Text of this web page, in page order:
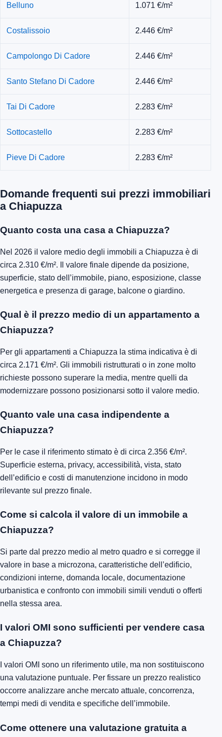
Belluno 1.071 €/m²
Costalissoio 2.446 €/m²
Campolongo Di Cadore 2.446 €/m²
Santo Stefano Di Cadore 2.446 €/m²
Tai Di Cadore 2.283 €/m²
Sottocastello 2.283 €/m²
Pieve Di Cadore 2.283 €/m²
Domande frequenti sui prezzi immobiliari
a Chiapuzza
Quanto costa una casa a Chiapuzza?
Nel 2026 il valore medio degli immobili a Chiapuzza è di
circa 2.310 €/m². Il valore finale dipende da posizione,
superficie, stato dell’immobile, piano, esposizione, classe
energetica e presenza di garage, balcone o giardino.
Qual è il prezzo medio di un appartamento a
Chiapuzza?
Per gli appartamenti a Chiapuzza la stima indicativa è di
circa 2.171 €/m². Gli immobili ristrutturati o in zone molto
richieste possono superare la media, mentre quelli da
modernizzare possono posizionarsi sotto il valore medio.
Quanto vale una casa indipendente a
Chiapuzza?
Per le case il riferimento stimato è di circa 2.356 €/m².
Superficie esterna, privacy, accessibilità, vista, stato
dell’edificio e costi di manutenzione incidono in modo
rilevante sul prezzo finale.
Come si calcola il valore di un immobile a
Chiapuzza?
Si parte dal prezzo medio al metro quadro e si corregge il
valore in base a microzona, caratteristiche dell’edificio,
condizioni interne, domanda locale, documentazione
urbanistica e confronto con immobili simili venduti o offerti
nella stessa area.
I valori OMI sono sufficienti per vendere casa
a Chiapuzza?
I valori OMI sono un riferimento utile, ma non sostituiscono
una valutazione puntuale. Per fissare un prezzo realistico
occorre analizzare anche mercato attuale, concorrenza,
tempi medi di vendita e specifiche dell’immobile.
Come ottenere una valutazione gratuita a